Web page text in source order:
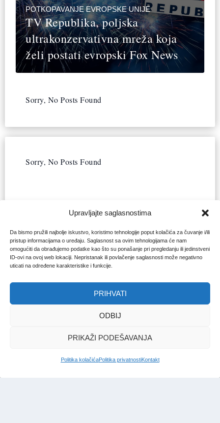
Upravljajte saglasnostima
Da bismo pružili najbolje iskustvo, koristimo tehnologije poput kolačića za čuvanje i/ili
pristup informacijama o uređaju. Saglasnost sa ovim tehnologijama će nam
omogućiti da obrađujemo podatke kao što su ponašanje pri pregledanju ili jedinstveni
ID-ovi na ovoj web lokaciji. Nepristanak ili povlačenje saglasnosti može negativno
uticati na određene karakteristike i funkcije.
PRIHVATI
ODBIJ
PRIKAŽI PODEŠAVANJA
Politika kolačićaPolitika privatnostiKontakt
POTKOPAVANJE EVROPSKE UNIJE
TV Republika, poljska
ultrakonzervativna mreža koja
želi postati evropski Fox News
Sorry, No Posts Found
Sorry, No Posts Found